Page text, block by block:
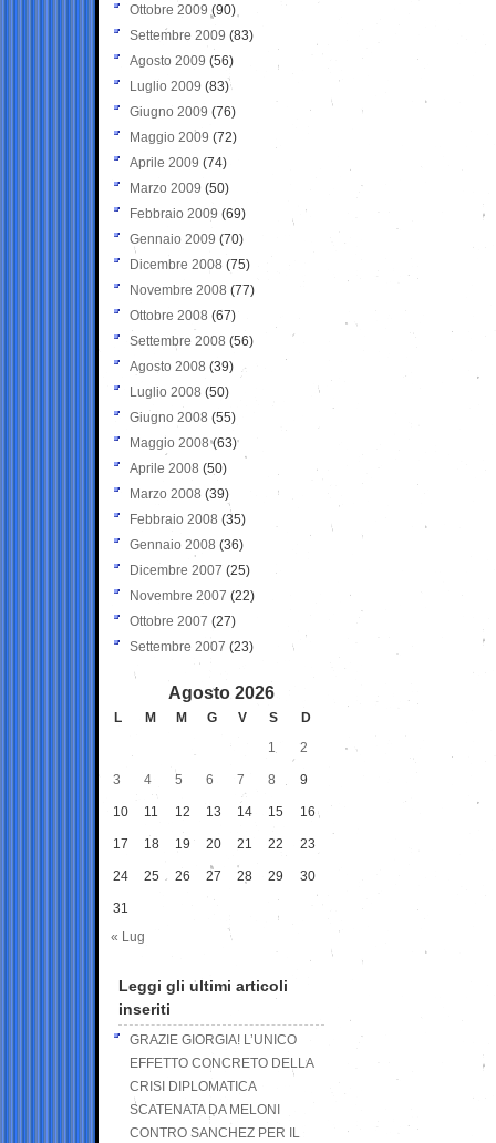
Ottobre 2009 (90)
Settembre 2009 (83)
Agosto 2009 (56)
Luglio 2009 (83)
Giugno 2009 (76)
Maggio 2009 (72)
Aprile 2009 (74)
Marzo 2009 (50)
Febbraio 2009 (69)
Gennaio 2009 (70)
Dicembre 2008 (75)
Novembre 2008 (77)
Ottobre 2008 (67)
Settembre 2008 (56)
Agosto 2008 (39)
Luglio 2008 (50)
Giugno 2008 (55)
Maggio 2008(63)
Aprile 2008 (50)
Marzo 2008 (39)
Febbraio 2008 (35)
Gennaio 2008 (36)
Dicembre 2007 (25)
Novembre 2007 (22)
Ottobre 2007 (27)
Settembre 2007 (23)
Agosto 2026
L M M G V S
D
1
2
3 4 5 6 7 8 9
10 11 12 13 14 15 16
17 18 19 20 21 22 23
24 25 26 27 28 29 30
31
« Lug
Leggi gli ultimi articoli
inseriti
GRAZIE GIORGIA! L’UNICO
EFFETTO CONCRETO DELLA
CRISI DIPLOMATICA
SCATENATA DA MELONI
CONTRO SANCHEZ PER IL